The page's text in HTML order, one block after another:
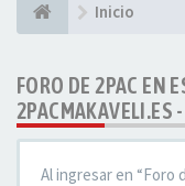
Inicio
FORO DE 2PAC EN
2PACMAKAVELI.ES
Al ingresar en “Foro